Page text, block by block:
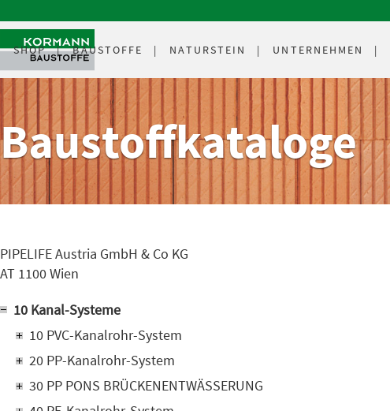
SHOP BAUSTOFFE NATURSTEIN UNTERNEHMEN
Baustoffkataloge
PIPELIFE Austria GmbH & Co KG
AT 1100 Wien
10 Kanal-Systeme
10 PVC-Kanalrohr-System
20 PP-Kanalrohr-System
30 PP PONS BRÜCKENENTWÄSSERUNG